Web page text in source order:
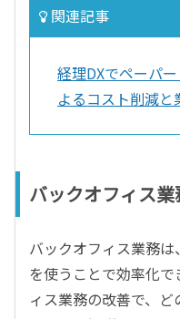
関連記事
経理DXでペーパ
よるコスト削減と
バックオフィス
バックオフィス業務
を使うことで効率化
ィス業務の改善で、